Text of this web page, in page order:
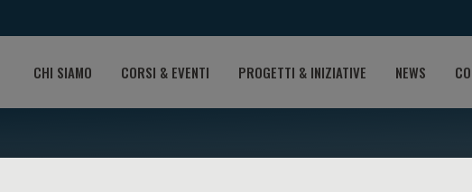
CHI SIAMO CORSI & EVENTI PROGETTI & INIZIATIVE NEWS